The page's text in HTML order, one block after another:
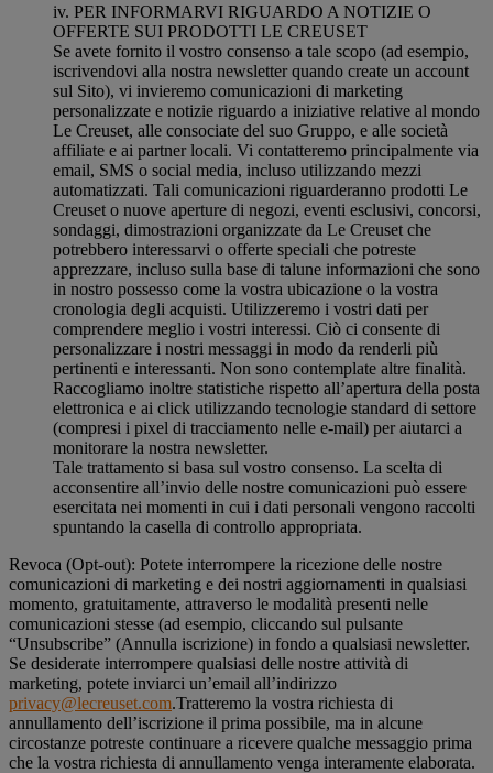
iv. PER INFORMARVI RIGUARDO A NOTIZIE O
OFFERTE SUI PRODOTTI LE CREUSET
Se avete fornito il vostro consenso a tale scopo (ad esempio,
iscrivendovi alla nostra newsletter quando create un account
sul Sito), vi invieremo comunicazioni di marketing
personalizzate e notizie riguardo a iniziative relative al mondo
Le Creuset, alle consociate del suo Gruppo, e alle società
affiliate e ai partner locali. Vi contatteremo principalmente via
email, SMS o social media, incluso utilizzando mezzi
automatizzati. Tali comunicazioni riguarderanno prodotti Le
Creuset o nuove aperture di negozi, eventi esclusivi, concorsi,
sondaggi, dimostrazioni organizzate da Le Creuset che
potrebbero interessarvi o offerte speciali che potreste
apprezzare, incluso sulla base di talune informazioni che sono
in nostro possesso come la vostra ubicazione o la vostra
cronologia degli acquisti. Utilizzeremo i vostri dati per
comprendere meglio i vostri interessi. Ciò ci consente di
personalizzare i nostri messaggi in modo da renderli più
pertinenti e interessanti. Non sono contemplate altre finalità.
Raccogliamo inoltre statistiche rispetto all’apertura della posta
elettronica e ai click utilizzando tecnologie standard di settore
(compresi i pixel di tracciamento nelle e-mail) per aiutarci a
monitorare la nostra newsletter.
Tale trattamento si basa sul vostro consenso. La scelta di
acconsentire all’invio delle nostre comunicazioni può essere
esercitata nei momenti in cui i dati personali vengono raccolti
spuntando la casella di controllo appropriata.
Revoca (Opt-out): Potete interrompere la ricezione delle nostre
comunicazioni di marketing e dei nostri aggiornamenti in qualsiasi
momento, gratuitamente, attraverso le modalità presenti nelle
comunicazioni stesse (ad esempio, cliccando sul pulsante
“Unsubscribe” (Annulla iscrizione) in fondo a qualsiasi newsletter.
Se desiderate interrompere qualsiasi delle nostre attività di
marketing, potete inviarci un’email all’indirizzo
privacy@lecreuset.com.Tratteremo la vostra richiesta di
annullamento dell’iscrizione il prima possibile, ma in alcune
circostanze potreste continuare a ricevere qualche messaggio prima
che la vostra richiesta di annullamento venga interamente elaborata.